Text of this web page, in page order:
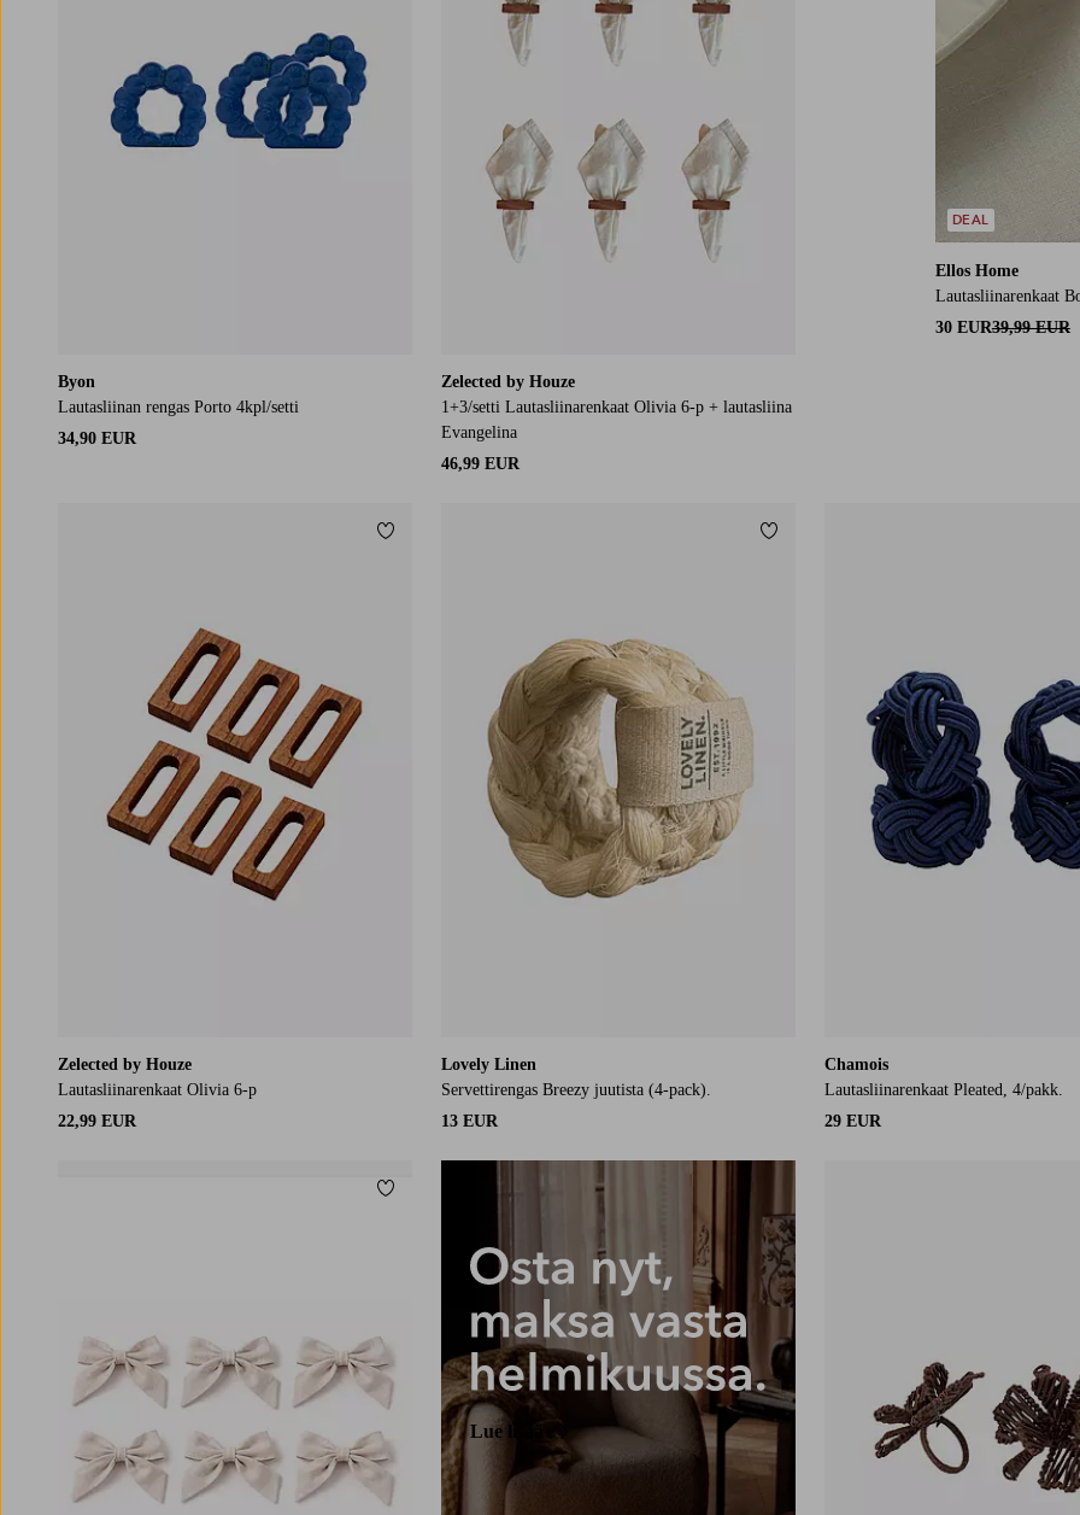
Ellos Home
Lautasliinarenkaat
30 EUR39,99 EUR
DEAL
Byon
Lautasliinan rengas Porto 4kpl/setti
34,90 EUR
Zelected by Houze
1+3/setti Lautasliinarenkaat Olivia 6-p + lautasliina
Evangelina
46,99 EUR
Zelected by Houze
Lautasliinarenkaat Olivia 6-p
22,99 EUR
Lisää suosikkeihin
Lovely Linen
Servettirengas Breezy juutista (4-pack).
13 EUR
Lisää suosikkeihin
Chamois
Lautasliinarenkaat Pleated, 4/pakk.
29 EUR
Lisää suosikkeihin
Lue lisää